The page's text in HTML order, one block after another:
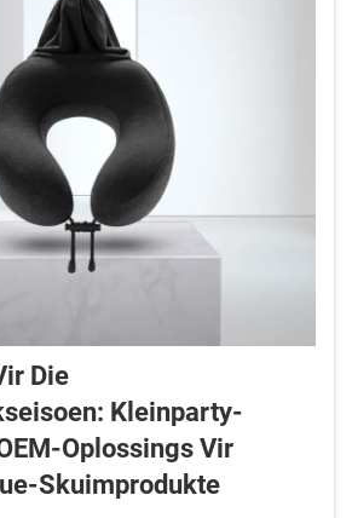
Die
Kleinparty-
Oplossings Vir
Skuimprodukte